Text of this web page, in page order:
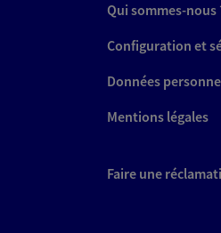
Qui sommes-nous
Configuration et
Données
Mentions légales
Faire une